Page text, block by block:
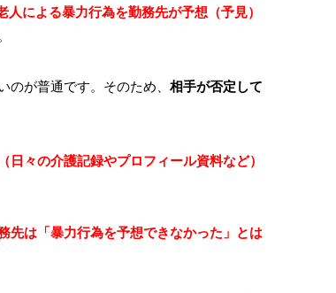
人による暴力行為を勤務先が予想（予見）
が普通です。そのため、 相手が否定して
日々の介護記録やプロフィール資料など）
先は「暴力行為を予想できなかった」とは